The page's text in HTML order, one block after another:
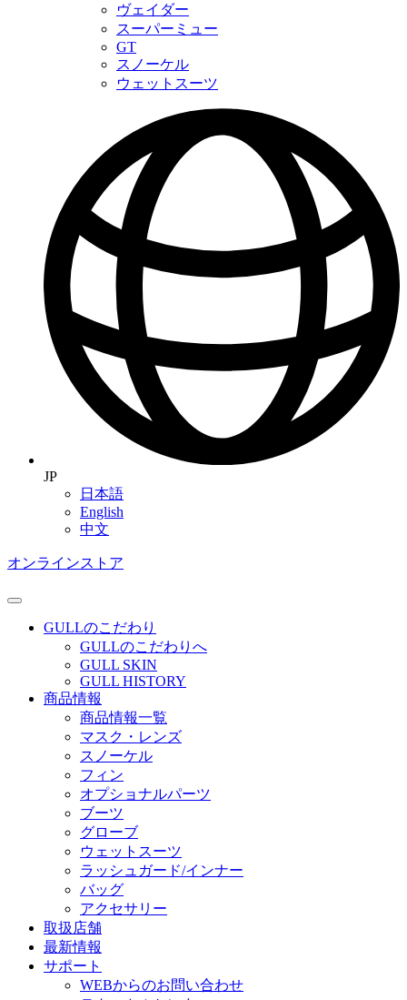
ヴェイダー
スーパーミュー
GT
スノーケル
ウェットスーツ
JP
日本語
English
中文
オンラインストア
GULLのこだわり
GULLのこだわりへ
GULL SKIN
GULL HISTORY
商品情報
商品情報一覧
マスク・レンズ
スノーケル
フィン
オプショナルパーツ
ブーツ
グローブ
ウェットスーツ
ラッシュガード/インナー
バッグ
アクセサリー
取扱店舗
最新情報
サポート
WEBからのお問い合わせ